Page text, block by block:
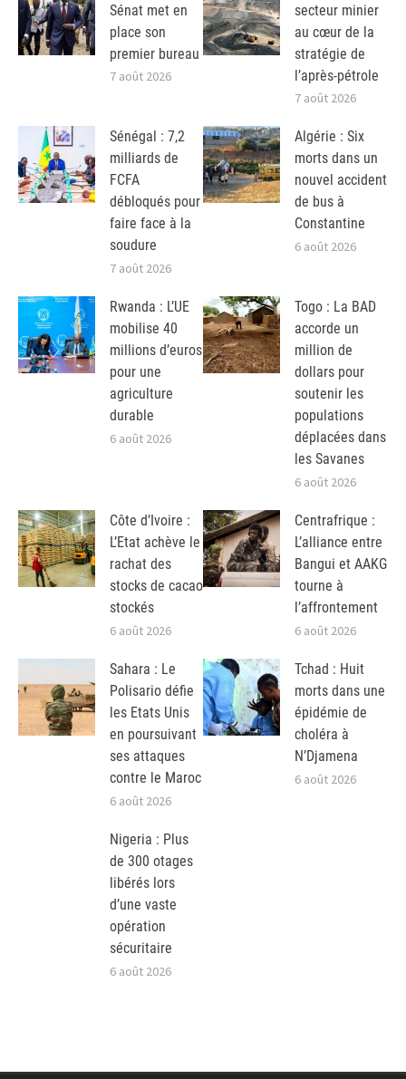
Sénat met en
place son
premier bureau
7 août 2026
secteur minier
au cœur de la
stratégie de
l’après-pétrole
7 août 2026
Sénégal : 7,2
milliards de
FCFA
débloqués pour
faire face à la
soudure
7 août 2026
Algérie : Six
morts dans un
nouvel accident
de bus à
Constantine
6 août 2026
Rwanda : L’UE
mobilise 40
millions d’euros
pour une
agriculture
durable
6 août 2026
Togo : La BAD
accorde un
million de
dollars pour
soutenir les
populations
déplacées dans
les Savanes
6 août 2026
Côte d’Ivoire :
L’Etat achève le
rachat des
stocks de cacao
stockés
6 août 2026
Centrafrique :
L’alliance entre
Bangui et AAKG
tourne à
l’affrontement
6 août 2026
Sahara : Le
Polisario défie
les Etats Unis
en poursuivant
ses attaques
contre le Maroc
6 août 2026
Tchad : Huit
morts dans une
épidémie de
choléra à
N’Djamena
6 août 2026
Nigeria : Plus
de 300 otages
libérés lors
d’une vaste
opération
sécuritaire
6 août 2026